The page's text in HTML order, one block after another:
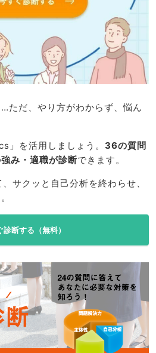
ただ、やり方がわからず、悩ん
」を活用しましょう。 36の質問
み・適職が診断できます。
サクッと自己分析を終わらせ、
診断する（無料）